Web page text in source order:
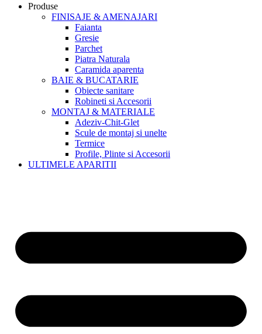
Produse
FINISAJE & AMENAJARI
Faianta
Gresie
Parchet
Piatra Naturala
Caramida aparenta
BAIE & BUCATARIE
Obiecte sanitare
Robineti si Accesorii
MONTAJ & MATERIALE
Adeziv-Chit-Glet
Scule de montaj si unelte
Termice
Profile, Plinte si Accesorii
ULTIMELE APARITII